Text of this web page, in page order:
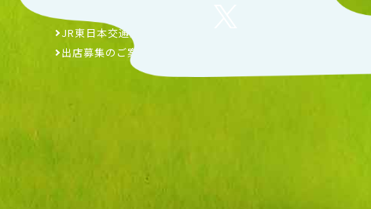
JR東日本交通広告
出店募集のご案内